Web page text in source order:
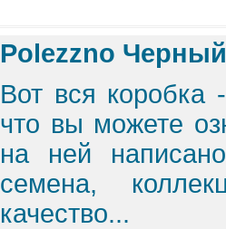
Polezzno
Вот вся коробка
что вы можете
на ней
семена,
качество...